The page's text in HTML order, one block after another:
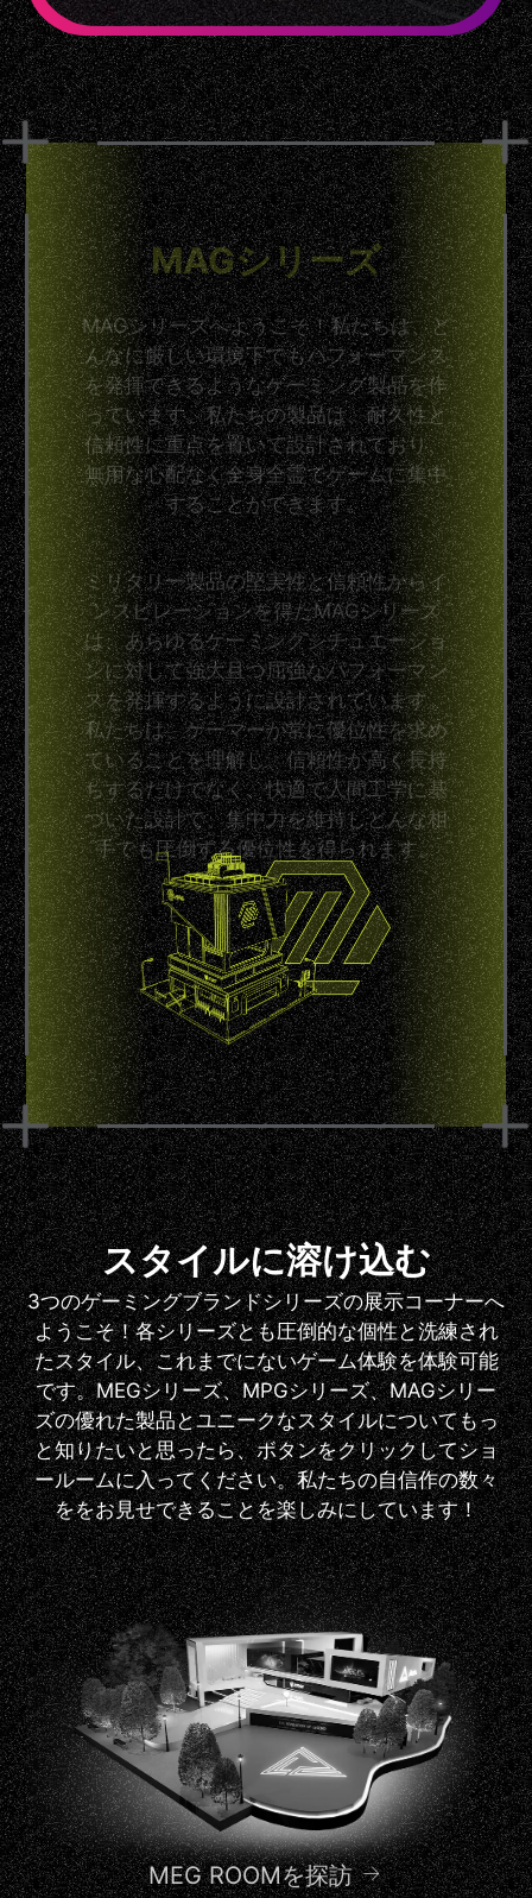
MAGシリーズ
MAGシリーズへようこそ！私たちは、ど
んなに厳しい環境下でもパフォーマンス
を発揮できるようなゲーミング製品を作
っています。私たちの製品は、耐久性と
信頼性に重点を置いて設計されており、
無用な心配なく全身全霊でゲームに集中
することができます。
ミリタリー製品の堅実性と信頼性からイ
ンスピレーションを得たMAGシリーズ
は、あらゆるゲーミングシチュエーショ
ンに対して強大且つ屈強なパフォーマン
スを発揮するように設計されています。
私たちは、ゲーマーが常に優位性を求め
ていることを理解し、信頼性が高く長持
ちするだけでなく、快適で人間工学に基
づいた設計で、集中力を維持しどんな相
手でも圧倒する優位性を得られます。
スタイルに溶け込む
3つのゲーミングブランドシリーズの展示コーナーへ
ようこそ！各シリーズとも圧倒的な個性と洗練され
たスタイル、これまでにないゲーム体験を体験可能
です。MEGシリーズ、MPGシリーズ、MAGシリー
ズの優れた製品とユニークなスタイルについてもっ
と知りたいと思ったら、ボタンをクリックしてショ
ールームに入ってください。私たちの自信作の数々
ををお見せできることを楽しみにしています！
MEG ROOMを探訪